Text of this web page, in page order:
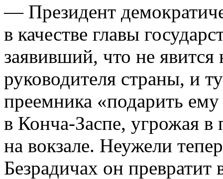
— Президент
в качестве главы
заявивший, что не
руководителя страны, и
преемника «подарить
в Конча-Заспе, угрожая в
на вокзале. Неужели
Безрадичах он